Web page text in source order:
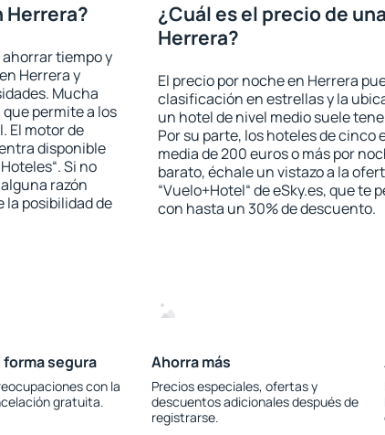
Herrera?
tiempo y
Herrera y
Mucha
permite a los
El motor de
disponible
Si no
razón
posibilidad de
¿Cuál es el precio de
Herrera?
El precio por noche en Herrera
clasificación en estrellas y la
un hotel de nivel medio suele
Por su parte, los hoteles de
media de 200 euros o más por
barato, échale un vistazo a la
“Vuelo+Hotel“ de eSky.es, que
con hasta un 30% de descuento.
segura
con la
gratuita.
Ahorra más
Precios especiales, ofertas y
descuentos adicionales después de
registrarse.